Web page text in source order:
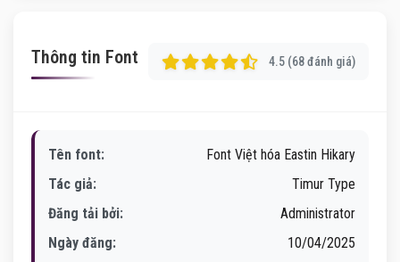
Thông tin Font 4.5 (68 đánh giá)
Tên font:
Font Việt hóa Eastin Hikary
Tác giả:
Timur Type
Đăng tải bởi:
Administrator
Ngày đăng:
10/04/2025